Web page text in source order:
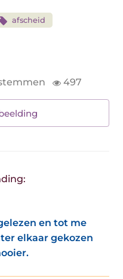
afscheid
497
en tot me
elkaar gekozen